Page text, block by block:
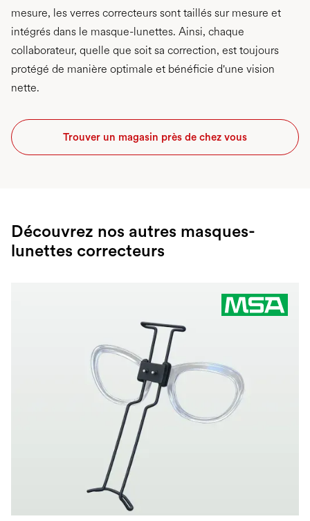
mesure, les verres correcteurs sont taillés sur mesure et
intégrés dans le masque-lunettes. Ainsi, chaque
collaborateur, quelle que soit sa correction, est toujours
protégé de manière optimale et bénéficie d'une vision
nette.
Trouver un magasin près de chez vous
Découvrez nos autres masques-
lunettes correcteurs